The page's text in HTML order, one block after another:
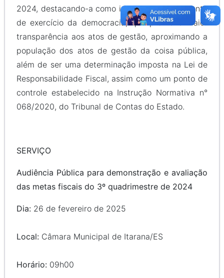
2024, destacando-a como importante instrumento
de exercício da democracia, que promove maior
transparência aos atos de gestão, aproximando a
população dos atos de gestão da coisa pública,
além de ser uma determinação imposta na Lei de
Responsabilidade Fiscal, assim como um ponto de
controle estabelecido na Instrução Normativa n°
068/2020, do Tribunal de Contas do Estado.
SERVIÇO
Audiência Pública para demonstração e avaliação
das metas fiscais do 3º quadrimestre de 2024
Dia: 26 de fevereiro de 2025
Local: Câmara Municipal de Itarana/ES
Horário: 09h00